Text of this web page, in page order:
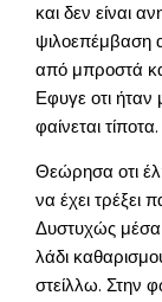
και δεν είναι
ψιλοεπέμβαση
από μπροστά
Εφυγε οτι ήταν
φαίνεται τίποτα.
Θεώρησα οτι
να έχει τρέξει
Δυστυχώς
λάδι
στείλλω. Στην